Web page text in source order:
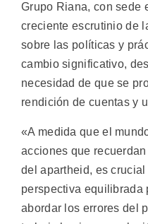
Grupo Riana, con sede
creciente escrutinio de
sobre las políticas y
cambio significativo,
necesidad de que se
rendición de cuentas y
«A medida que el
acciones que
del apartheid, es
perspectiva equilibrada
abordar los errores del